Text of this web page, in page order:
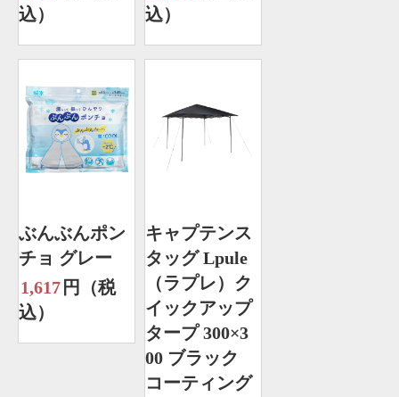
込）
込）
ぶんぶんポン
チョ グレー
1,617 円（税
込）
キャプテンス
タッグ Lpule
（ラプレ）ク
イックアップ
タープ 300×3
00 ブラック
コーティング